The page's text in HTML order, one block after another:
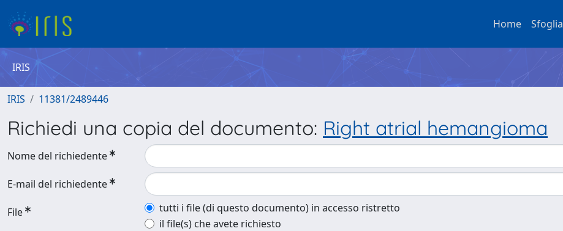
Home Sfoglia
IRIS
IRIS 11381/2489446
Richiedi una copia del documento: Right atrial hemangioma
Nome del richiedente
E-mail del richiedente
File
tutti i file (di questo documento) in accesso ristretto
il file(s) che avete richiesto